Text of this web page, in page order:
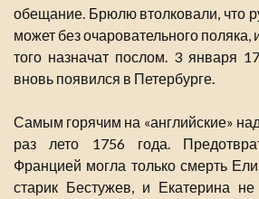
обещание. Брюлю втолковали, что
может без очаровательного поляка,
того назначат послом. 3 января
вновь появился в Петербурге.
Самым горячим на «английские»
раз лето 1756 года.
Францией могла только смерть
старик Бестужев, и Екатерина не